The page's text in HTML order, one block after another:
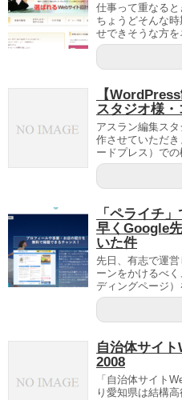
仕事って重なると
ちょうどそんな
せできそうな方を
【
スタジオ様・
アスラン編集ス
作させていただ
ードプレス）での
「ペライチ
早くGoogle
いた件
先日、有志で運
ーンをかけるべ
ディングページ）
自治体サイ
2008
「自治体サイト
り愛知県は結構